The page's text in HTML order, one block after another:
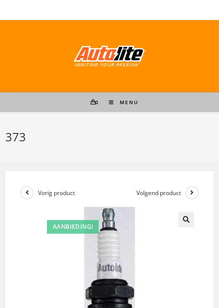
naar
0 MENU
373
AANBIEDING!
Vorig product Volgend product